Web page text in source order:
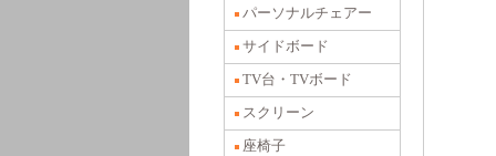
パーソナルチェアー
サイドボード
TV台・TVボード
スクリーン
座椅子